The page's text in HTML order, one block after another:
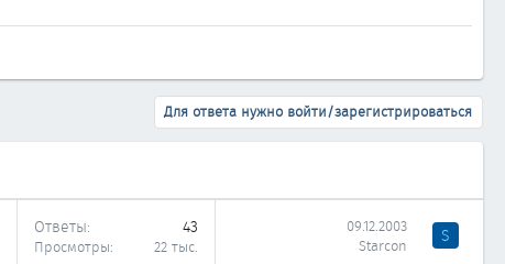
Для ответа нужно войти/зарегистрироваться
Ответы 43
Просмотры 22 тыс.
09.12.2003
Starcon
S